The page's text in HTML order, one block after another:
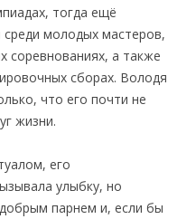
тогда ещё
среди молодых мастеров,
соревнованиях, а также
сборах. Володя
что его почти не
жизни.
его
улыбку, но
парнем и, если бы